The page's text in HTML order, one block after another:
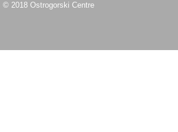
© 2018 Ostrogorski Centre